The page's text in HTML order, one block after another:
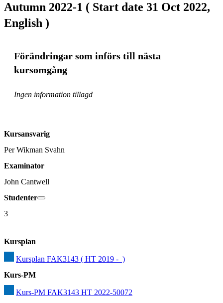
Autumn 2022-1 ( Start date 31 Oct 2022,
English )
Förändringar som införs till nästa
kursomgång
Ingen information tillagd
Kursansvarig
Per Wikman Svahn
Examinator
John Cantwell
Studenter
3
Kursplan
Kursplan FAK3143 ( HT 2019 -  )
Kurs-PM
Kurs-PM FAK3143 HT 2022-50072